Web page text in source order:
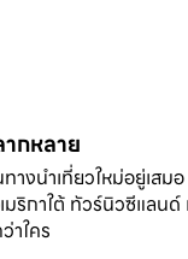
กหลาย
ทางนำเที่ยวใหม่อยู่เสม
ริกาใต้ ทัวร์นิวซีแลนด์
าใคร